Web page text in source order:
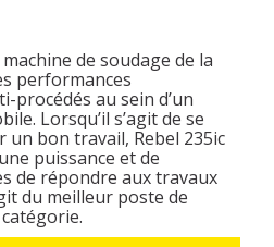
de soudage de la
performances
procédés au sein d’un
Lorsqu’il s’agit de se
un bon travail, Rebel 235ic
puissance et de
de répondre aux travaux
du meilleur poste de